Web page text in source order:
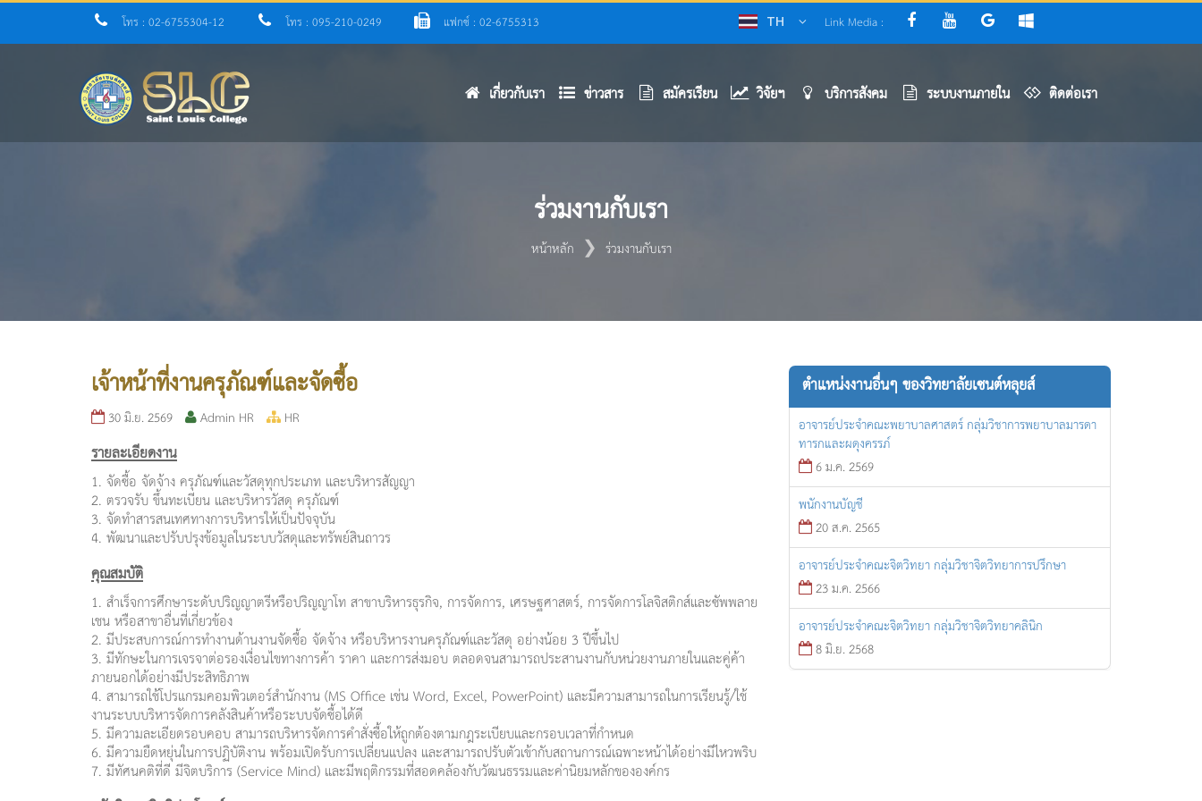
โทร : 02-6755304-12 โทร : 095-210-0249 แฟกซ์ : 02-6755313 TH Link Media :
เกี่ยวกับเรา ข่าวสาร สมัครเรียน วิจัยฯ บริการสังคม ระบบงานภายใน ติดต่อเรา
ร่วมงานกับเรา
หน้าหลัก ร่วมงานกับเรา
เจ้าหน้าที่งานครุภัณฑ์และจัดซื้อ
30 มิ.ย. 2569 Admin HR HR
รายละเอียดงาน
1. จัดซื้อ จัดจ้าง ครุภัณฑ์และวัสดุทุกประเภท และบริหารสัญญา
2. ตรวจรับ ขึ้นทะเบียน และบริหารวัสดุ ครุภัณฑ์
3. จัดทำสารสนเทศทางการบริหารให้เป็นปัจจุบัน
4. พัฒนาและปรับปรุงข้อมูลในระบบวัสดุและทรัพย์สินถาวร
คุณสมบัติ
1. สำเร็จการศึกษาระดับปริญญาตรีหรือปริญญาโท สาขาบริหารธุรกิจ, การจัดการ, เศรษฐศาสตร์, การจัดการโลจิสติกส์และซัพพลาย
เชน หรือสาขาอื่นที่เกี่ยวข้อง
2. มีประสบการณ์การทำงานด้านงานจัดซื้อ จัดจ้าง หรือบริหารงานครุภัณฑ์และวัสดุ อย่างน้อย 3 ปีขึ้นไป
3. มีทักษะในการเจรจาต่อรองเงื่อนไขทางการค้า ราคา และการส่งมอบ ตลอดจนสามารถประสานงานกับหน่วยงานภายในและคู่ค้า
ภายนอกได้อย่างมีประสิทธิภาพ
4. สามารถใช้โปรแกรมคอมพิวเตอร์สำนักงาน (MS Office เช่น Word, Excel, PowerPoint) และมีความสามารถในการเรียนรู้/ใช้
งานระบบบริหารจัดการคลังสินค้าหรือระบบจัดซื้อได้ดี
5. มีความละเอียดรอบคอบ สามารถบริหารจัดการคำสั่งซื้อให้ถูกต้องตามกฎระเบียบและกรอบเวลาที่กำหนด
6. มีความยืดหยุ่นในการปฏิบัติงาน พร้อมเปิดรับการเปลี่ยนแปลง และสามารถปรับตัวเข้ากับสถานการณ์เฉพาะหน้าได้อย่างมีไหวพริบ
7. มีทัศนคติที่ดี มีจิตบริการ (Service Mind) และมีพฤติกรรมที่สอดคล้องกับวัฒนธรรมและค่านิยมหลักขององค์กร
ตำแหน่งงานอื่นๆ ของวิทยาลัยเซนต์หลุยส์
อาจารย์ประจำคณะพยาบาลศาสตร์ กลุ่มวิชาการพยาบาลมารดา
ทารกและผดุงครรภ์
6 ม.ค. 2569
พนักงานบัญชี
20 ส.ค. 2565
อาจารย์ประจำคณะจิตวิทยา กลุ่มวิชาจิตวิทยาการปรึกษา
23 ม.ค. 2566
อาจารย์ประจำคณะจิตวิทยา กลุ่มวิชาจิตวิทยาคลินิก
8 มิ.ย. 2568